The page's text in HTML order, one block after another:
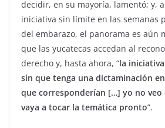
decidir, en su mayoría, lamentó; y,
iniciativa sin límite en las semanas
del embarazo, el panorama es aún
que las yucatecas accedan al
derecho y, hasta ahora, “la
sin que tenga una dictaminación
que corresponderían […] yo no veo
vaya a tocar la temática pronto”.